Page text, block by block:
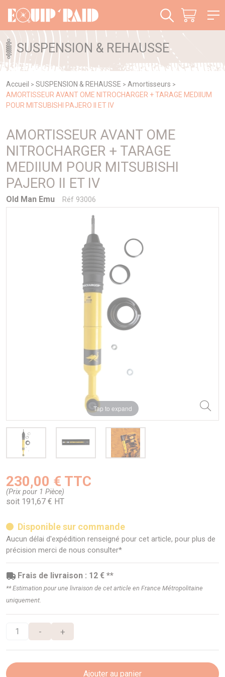
SUSPENSION & REHAUSSE
Accueil > SUSPENSION & REHAUSSE > Amortisseurs >
AMORTISSEUR AVANT OME NITROCHARGER + TARAGE MEDIIUM
POUR MITSUBISHI PAJERO II ET IV
AMORTISSEUR AVANT OME
NITROCHARGER + TARAGE
MEDIIUM POUR MITSUBISHI
PAJERO II ET IV
Old Man Emu Réf 93006
Tap to expand
230,00 € TTC
(Prix pour 1 Pièce)
soit 191,67 € HT
Disponible sur commande
Aucun délai d'expédition renseigné pour cet article, pour plus de
précision merci de nous consulter*
Frais de livraison : 12 € **
** Estimation pour une livraison de cet article en France Métropolitaine
uniquement.
- +
Ajouter au panier
Panneau de gestion des cookies